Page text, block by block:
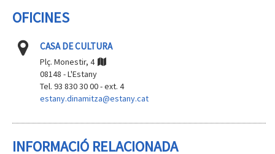
OFICINES
CASA DE CULTURA
Plç. Monestir, 4
08148 - L'Estany
Tel. 93 830 30 00 - ext. 4
estany.dinamitza@estany.cat
INFORMACIÓ RELACIONADA